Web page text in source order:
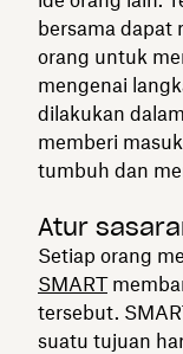
bersama dapat
orang untuk
mengenai
dilakukan
memberi
tumbuh dan
Atur
Setiap orang
SMART
tersebut.
suatu tujuan